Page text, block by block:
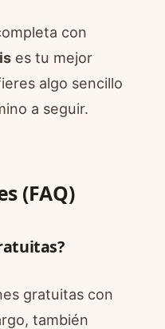
con
es tu mejor
algo sencillo
a seguir.
(FAQ)
gratuitas con
también